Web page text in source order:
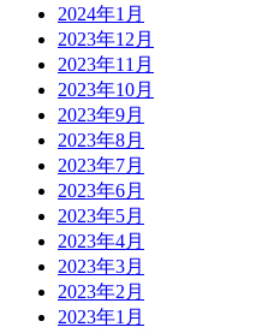
2024年1月
2023年12月
2023年11月
2023年10月
2023年9月
2023年8月
2023年7月
2023年6月
2023年5月
2023年4月
2023年3月
2023年2月
2023年1月